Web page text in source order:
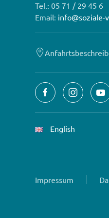
Tel.: 05 71 / 29 45 6
Email: info@soziale-
English
Impressum